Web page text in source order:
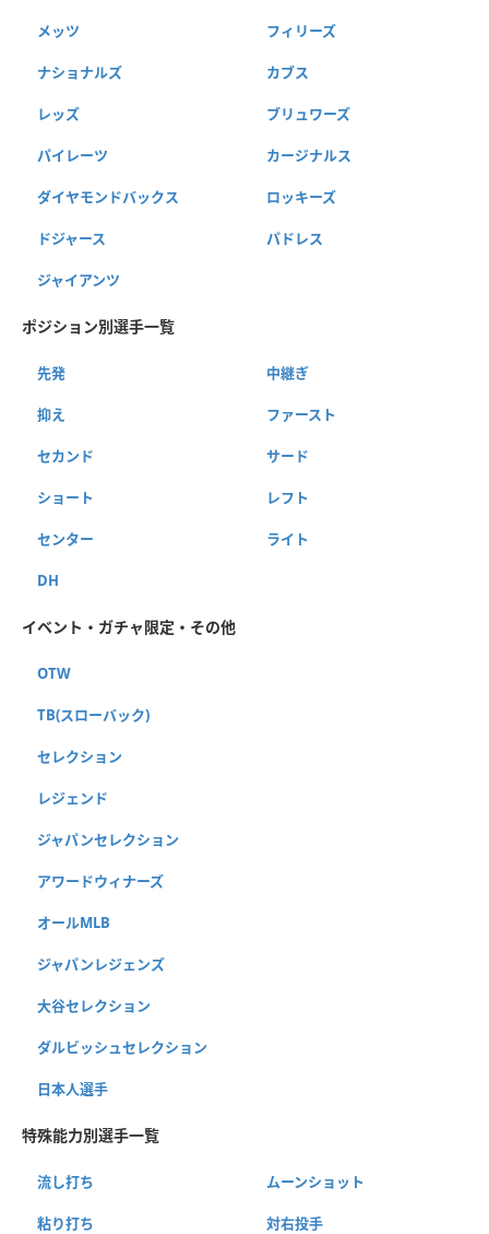
メッツ フィリーズ
ナショナルズ カブス
レッズ ブリュワーズ
パイレーツ カージナルス
ダイヤモンドバックス ロッキーズ
ドジャース パドレス
ジャイアンツ
ポジション別選手一覧
先発 中継ぎ
抑え ファースト
セカンド サード
ショート レフト
センター ライト
DH
イベント・ガチャ限定・その他
OTW
TB(スローバック)
セレクション
レジェンド
ジャパンセレクション
アワードウィナーズ
オールMLB
ジャパンレジェンズ
大谷セレクション
ダルビッシュセレクション
日本人選手
特殊能力別選手一覧
流し打ち ムーンショット
粘り打ち 対右投手